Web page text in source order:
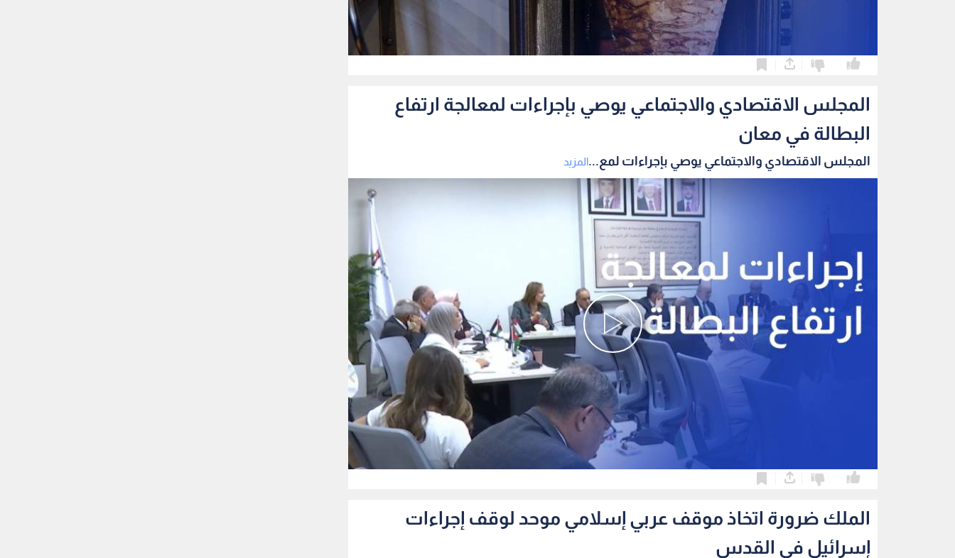
المجلس الاقتصادي والاجتماعي يوصي بإجراءات لمعالجة ارتفاع
البطالة في معان
المجلس الاقتصادي والاجتماعي يوصي بإجراءات لمع...المزيد
الملك ضرورة اتخاذ موقف عربي إسلامي موحد لوقف إجراءات
إسرائيل في القدس